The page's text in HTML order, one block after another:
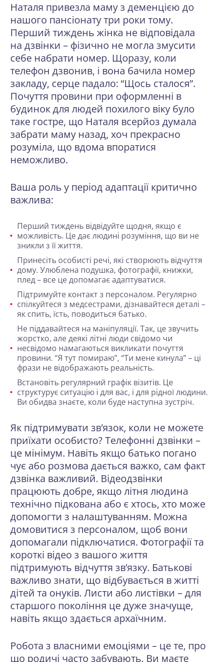
Наталя привезла маму з деменцією до
нашого пансіонату три роки тому.
Перший тиждень жінка не відповідала
на дзвінки – фізично не могла змусити
себе набрати номер. Щоразу, коли
телефон дзвонив, і вона бачила номер
закладу, серце падало: “Щось сталося”.
Почуття провини при оформленні в
будинок для людей похилого віку було
таке гостре, що Наталя всерйоз думала
забрати маму назад, хоч прекрасно
розуміла, що вдома впоратися
неможливо.
Ваша роль у період адаптації критично
важлива:
Перший тиждень відвідуйте щодня, якщо є
можливість. Це дає людині розуміння, що ви не
зникли з її життя.
Принесіть особисті речі, які створюють відчуття
дому. Улюблена подушка, фотографії, книжки,
плед – все це допомагає адаптуватися.
Підтримуйте контакт з персоналом. Регулярно
спілкуйтеся з медсестрами, дізнавайтеся деталі –
як спить, їсть, поводиться батько.
Не піддавайтеся на маніпуляції. Так, це звучить
жорстко, але деякі літні люди свідомо чи
несвідомо намагаються викликати почуття
провини. “Я тут помираю”, “Ти мене кинула” – ці
фрази не відображають реальність.
Встановіть регулярний графік візитів. Це
структурує ситуацію і для вас, і для рідної людини.
Ви обидва знаєте, коли буде наступна зустріч.
Як підтримувати зв’язок, коли не можете
приїхати особисто? Телефонні дзвінки –
це мінімум. Навіть якщо батько погано
чує або розмова дається важко, сам факт
дзвінка важливий. Відеодзвінки
працюють добре, якщо літня людина
технічно підкована або є хтось, хто може
допомогти з налаштуванням. Можна
домовитися з персоналом, щоб вони
допомагали підключатися. Фотографії та
короткі відео з вашого життя
підтримують відчуття зв’язку. Батькові
важливо знати, що відбувається в житті
дітей та онуків. Листи або листівки – для
старшого покоління це дуже значуще,
навіть якщо здається архаїчним.
Робота з власними емоціями – це те, про
що родичі часто забувають. Ви маєте